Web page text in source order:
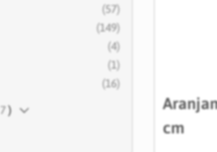
cm
57
articole
149
articole
4
articole
1
articol
16
articole
7)